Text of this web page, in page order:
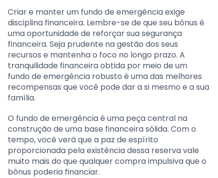
Criar e manter um fundo de emergência exige
disciplina financeira. Lembre-se de que seu bônus é
uma oportunidade de reforçar sua segurança
financeira. Seja prudente na gestão dos seus
recursos e mantenha o foco no longo prazo. A
tranquilidade financeira obtida por meio de um
fundo de emergência robusto é uma das melhores
recompensas que você pode dar a si mesmo e a sua
família.
O fundo de emergência é uma peça central na
construção de uma base financeira sólida. Com o
tempo, você verá que a paz de espírito
proporcionada pela existência dessa reserva vale
muito mais do que qualquer compra impulsiva que o
bônus poderia financiar.